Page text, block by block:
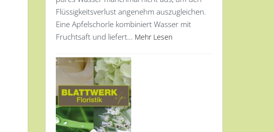
Flüssigkeitsverlust angenehm auszugleichen.
Eine Apfelschorle kombiniert Wasser mit
Fruchtsaft und liefert… Mehr Lesen